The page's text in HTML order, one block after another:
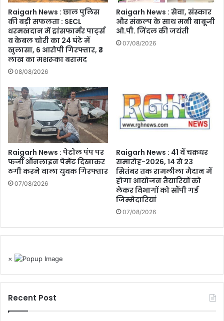
Raigarh News : छाल पुलिस
की बड़ी सफलता : SECL
धरमखदान में ट्रांसफार्मर पार्ट्स
व केबल चोरी का 24 घंटे में
खुलासा, 6 आरोपी गिरफ्तार, ₹3
लाख का मशरूका बरामद
08/08/2026
Raigarh News : सेवा, संस्कार
और संकल्प के साथ मनी बाबूजी
ओ.पी. जिंदल की जयंती
07/08/2026
Raigarh News : पेट्रोल पंप पर
फर्जी ऑनलाइन पेमेंट दिखाकर
ठगी करने वाला युवक गिरफ्तार
07/08/2026
Raigarh News : 41 वें चक्रधर
समारोह-2026, 14 से 23
सितंबर तक रामलीला मैदान में
होगा आयोजन तैयारियों को
लेकर विभागों को सौंपी गई
जिम्मेदारियां
07/08/2026
×
Recent Post